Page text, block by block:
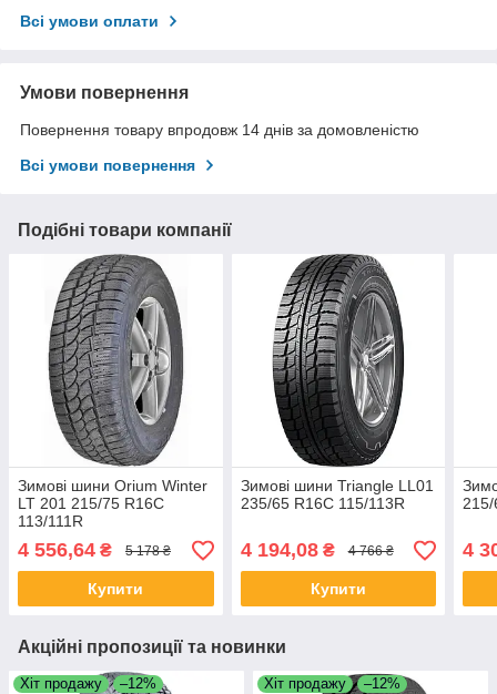
Всі умови оплати
Умови повернення
Повернення товару впродовж 14 днів за домовленістю
Всі умови повернення
Подібні товари компанії
Зимові шини Orium Winter
LT 201 215/75 R16C
113/111R
4 556,64 ₴ 5 178 ₴
Купити
Зимові шини Triangle LL01
235/65 R16C 115/113R
4 194,08₴ 4 766 ₴
Купити
4
Акційні пропозиції та новинки
Хіт продажу –12% Хіт продажу –12%